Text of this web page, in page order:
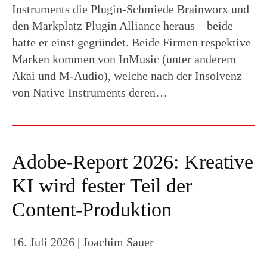
Instruments die Plugin-Schmiede Brainworx und
den Markplatz Plugin Alliance heraus – beide
hatte er einst gegründet. Beide Firmen respektive
Marken kommen von InMusic (unter anderem
Akai und M-Audio), welche nach der Insolvenz
von Native Instruments deren…
Adobe-Report 2026: Kreative
KI wird fester Teil der
Content-Produktion
16. Juli 2026 | Joachim Sauer